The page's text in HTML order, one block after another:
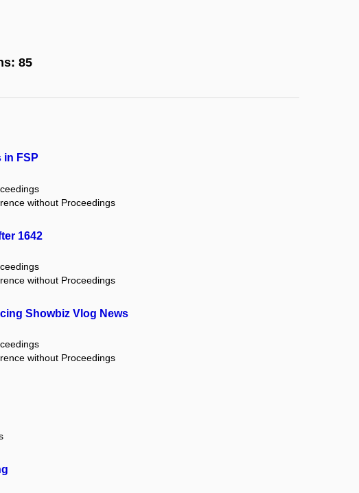
85
FSP
without Proceedings
1642
without Proceedings
Showbiz Vlog News
without Proceedings